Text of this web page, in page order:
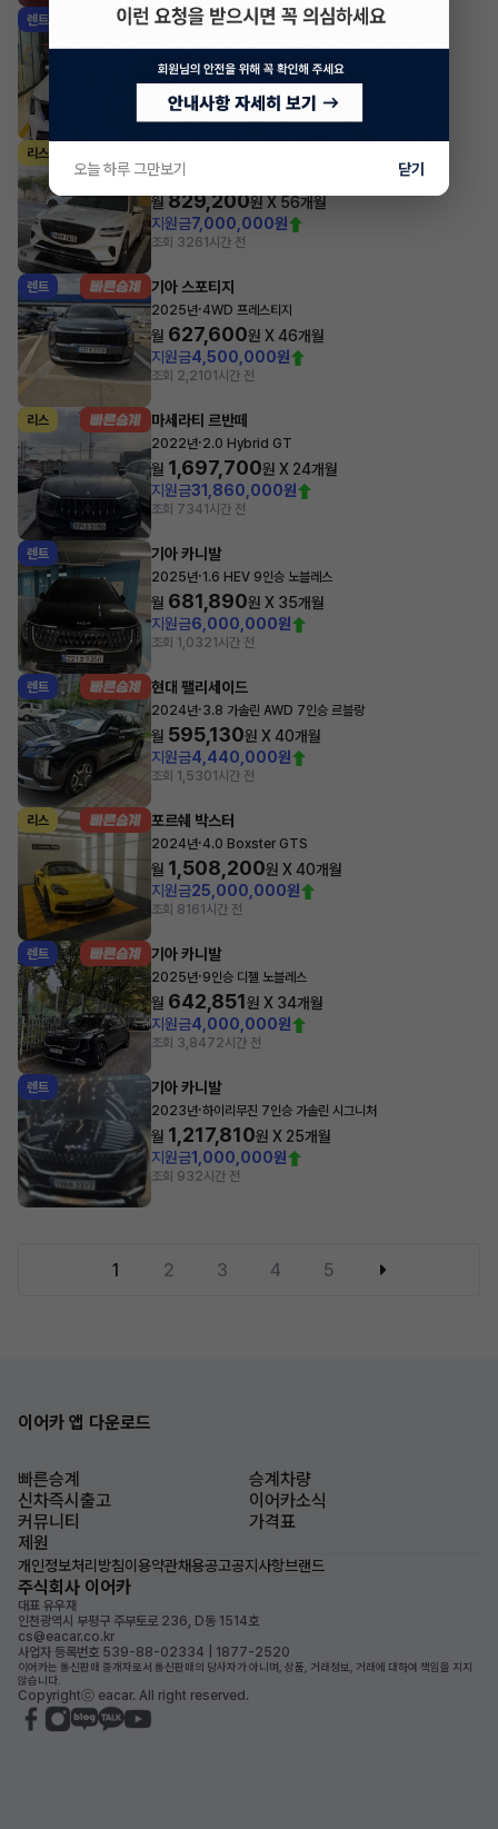
렌트 기아 쏘렌토
월764,700원 X37개월
조회 3,639 1시간 전
리스
2021년
월 829,200원 X 56개월
지원금7,000,000원
조회 3261시간 전
렌트 기아 스포티지
2025년·4WD 프레스티지
월 627,600원 X46개월
지원금4,500,000원
조회 2,2101시간 전
리스 마세라티 르반떼
2022년·2.0 Hybrid GT
월 1,697,700원 X 24개월
지원금31,860,000원
조회 7341시간 전
렌트 기아 카니발
2025년·1.6 HEV 9인승 노블레스
월 681,890원 X 35개월
지원금6,000,000원
조회 1,0321시간 전
렌트 현대 팰리세이드
2024년·3.8 가솔린 AWD 7인승 르블랑
월 595,130원 X40개월
지원금4,440,000원
조회 1,5301시간 전
리스 포르쉐 박스터
2024년·4.0 Boxster GTS
월 1,508,200원 X40개월
지원금25,000,000원
조회 8161시간 전
렌트 기아 카니발
2025년·9인승 디젤 노블레스
월 642,851원 X 34개월
지원금4,000,000원
조회 3,8472시간 전
렌트 기아 카니발
2023년·하이리무진 7인승 가솔린 시그니처
월 1,217,810원 X 25개월
지원금1,000,000원
조회 932시간 전
1 2 3 4 5
이어카 앱 다운로드
빠른승계
승계차량
신차즉시출고
이어카소식
커뮤니티
가격표
제원
개인정보처리방침이용약관채용공고공지사항브랜드
주식회사 이어카
대표 유우재
인천광역시 부평구 주부토로 236, D동 1514호
cs@eacar.co.kr
사업자 등록번호 539-88-02334 | 1877-2520
이어카는 통신판매 중개자로서 통신판매의 당사자가 아니며, 상품, 거래정보, 거래에 대하여 책임을 지지
않습니다.
Copyrightⓒ eacar. All right reserved.
오늘 하루 그만보기 닫기